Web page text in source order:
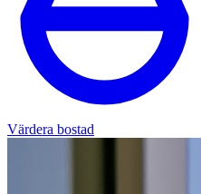
Värdera bostad